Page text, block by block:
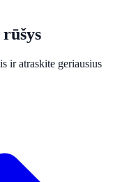
ir atraskite geriausius